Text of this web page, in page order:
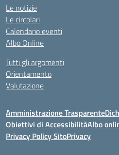
Le notizie
Le circolari
Calendario eventi
Albo Online
Tutti gli argomenti
Orientamento
Valutazione
Amministrazione Trasparente
Obiettivi di AccessibilitàAlbo
Privacy Policy SitoPrivacy